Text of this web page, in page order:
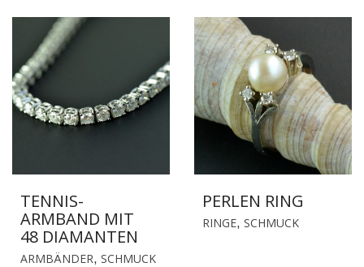
TENNIS-
ARMBAND MIT
48 DIAMANTEN
ARMBÄNDER, SCHMUCK
PERLEN RING
RINGE, SCHMUCK